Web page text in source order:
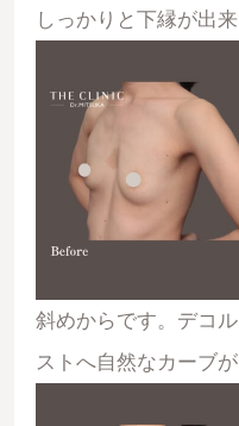
しっかりと下縁が出
斜めからです。デコ
ストへ自然なカーブが